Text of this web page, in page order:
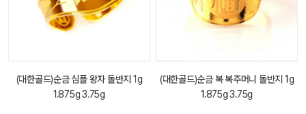
(대한골드)순금 심플 왕자 돌반지 1g
1.875g 3.75g
(대한골드)순금 복 복주머니 돌반지 1g
1.875g 3.75g